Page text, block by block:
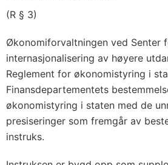
(R § 3)
Økonomiforvaltningen ved Senter
internasjonalisering av høyere
Reglement for økonomistyring i
Finansdepartementets
økonomistyring i staten med de
presiseringer som fremgår av
instruks.